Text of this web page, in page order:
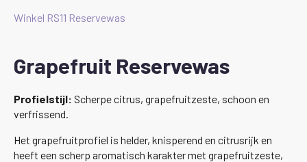
Winkel RS11 Reservewas
Grapefruit Reservewas
Profielstijl: Scherpe citrus, grapefruitzeste, schoon en
verfrissend.
Het grapefruitprofiel is helder, knisperend en citrusrijk en
heeft een scherp aromatisch karakter met grapefruitzeste,